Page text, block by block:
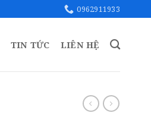
0962911933
TIN TỨC LIÊN HỆ